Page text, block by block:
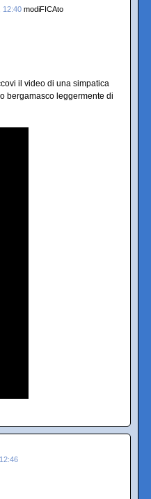
12:40 modiFICAto
il video di una simpatica
bergamasco leggermente di